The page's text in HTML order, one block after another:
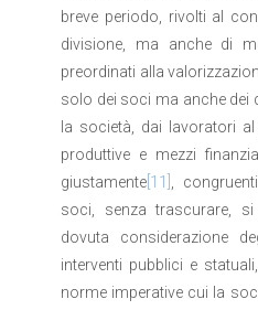
breve periodo, rivolti al
divisione, ma anche di
preordinati alla
solo dei soci ma anche dei
la società, dai lavoratori
produttive e mezzi
giustamente [11] ,
soci, senza trascurare, si
dovuta considerazione
interventi pubblici e
norme imperative cui la